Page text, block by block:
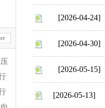
[2026-04-24]
[2026-04-30]
[2026-05-15]
[2026-05-13]